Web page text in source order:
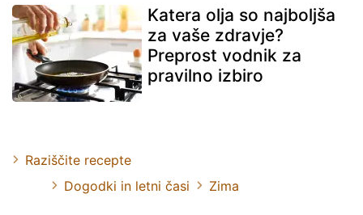
Katera olja so najboljša
za vaše zdravje?
Preprost vodnik za
pravilno izbiro
Raziščite recepte
Dogodki in letni časi
Zima